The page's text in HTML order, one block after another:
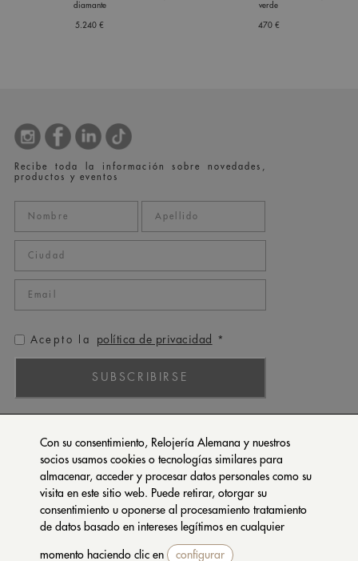
Con su consentimiento, Relojería Alemana y nuestros
socios usamos cookies o tecnologías similares para
almacenar, acceder y procesar datos personales como su
visita en este sitio web. Puede retirar, otorgar su
consentimiento u oponerse al procesamiento tratamiento
de datos basado en intereses legítimos en cualquier
momento haciendo clic en configurar
diamante
5.240 €
verde
470 €
Recibe toda la información sobre novedades,
productos y eventos
Acepto la política de privacidad *
SUBSCRIBIRSE
PATEK PHILIPPE
TUDOR
CARTIER
SETENTA Y NUEVE